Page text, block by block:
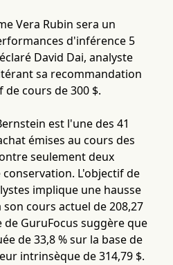
Vera Rubin sera un
d'inférence 5
David Dai, analyste
sa recommandation
cours de 300 $.
est l'une des 41
émises au cours des
seulement deux
L'objectif de
implique une hausse
cours actuel de 208,27
de GuruFocus suggère que
de 33,8 % sur la base de
intrinsèque de 314,79 $.